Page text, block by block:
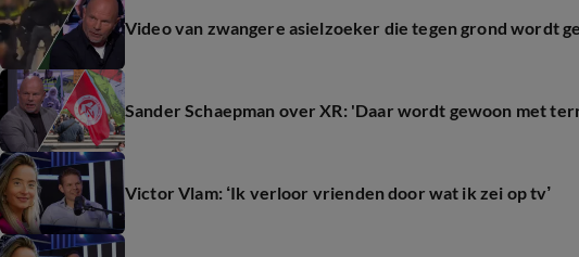
Video van zwangere asielzoeker die tegen grond wordt
Sander Schaepman over XR: 'Daar wordt gewoon met
Victor Vlam: ‘Ik verloor vrienden door wat ik zei op tv’